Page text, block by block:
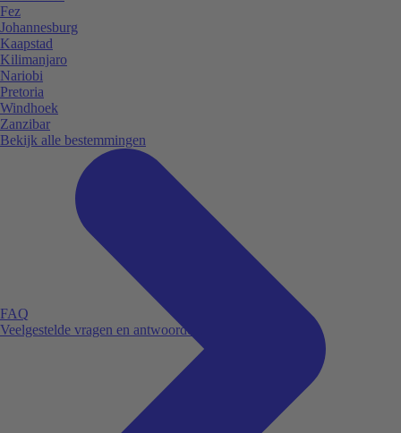
FAQ
Veelgestelde vragen en antwoorden.
Fez
Johannesburg
Kaapstad
Kilimanjaro
Nariobi
Pretoria
Windhoek
Zanzibar
Bekijk alle bestemmingen